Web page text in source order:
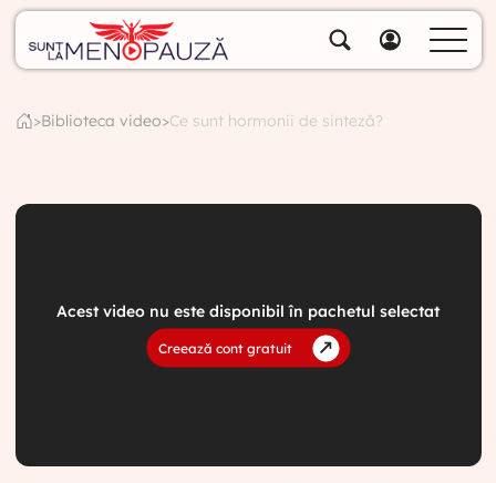
Specialiștii noștri
Contul meu
>Biblioteca video>Ce sunt hormonii de sinteză?
Acest video nu este disponibil în pachetul selectat
Creează cont gratuit